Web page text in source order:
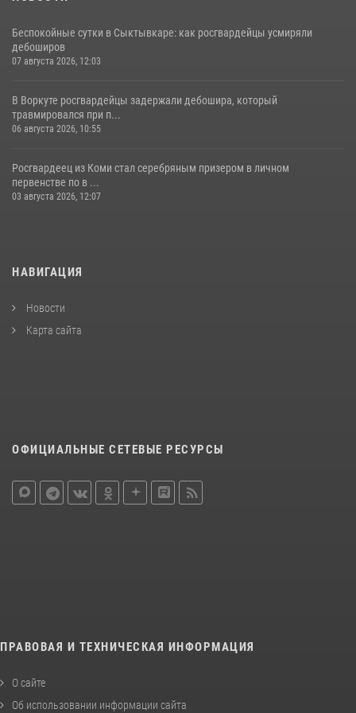
Беспокойные сутки в Сыктывкаре: как росгвардейцы усмиряли
дебоширов
07 августа 2026, 12:03
В Воркуте росгвардейцы задержали дебошира, который
травмировался при п...
06 августа 2026, 10:55
Росгвардеец из Коми стал серебряным призером в личном
первенстве по в ...
03 августа 2026, 12:07
НАВИГАЦИЯ
Новости
Карта сайта
ОФИЦИАЛЬНЫЕ СЕТЕВЫЕ РЕСУРСЫ
ПРАВОВАЯ И ТЕХНИЧЕСКАЯ ИНФОРМАЦИЯ
О сайте
Об использовании информации сайта